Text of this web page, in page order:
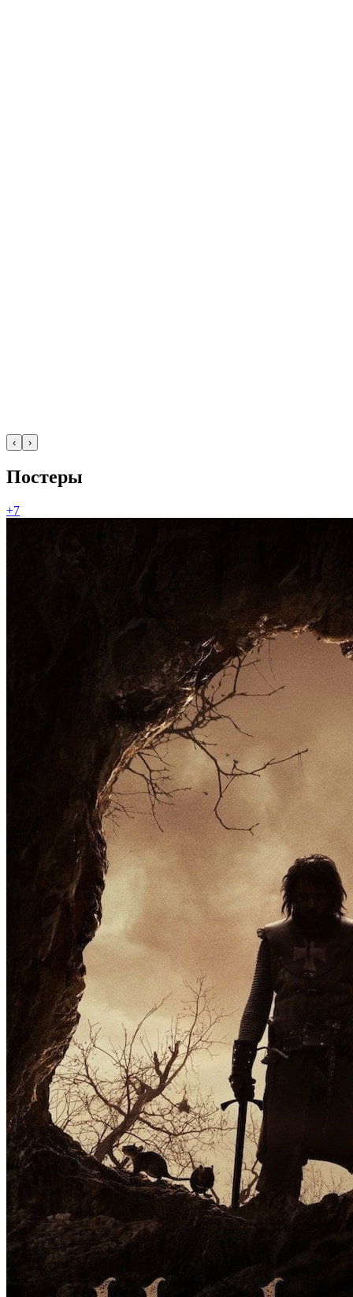
‹ ›
Постеры
+7